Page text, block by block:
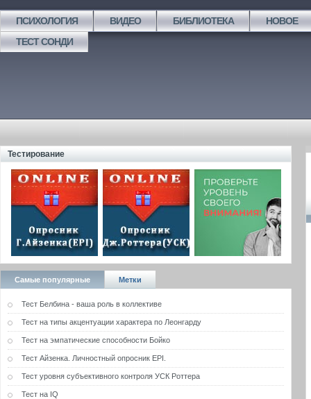
ПСИХОЛОГИЯ ВИДЕО БИБЛИОТЕКА
НОВОЕ
ТЕСТ СОНДИ
Тестирование
Самые популярные Метки
Тест Белбина - ваша роль в коллективе
Тест на типы акцентуации характера по Леонгарду
Тест на эмпатические способности Бойко
Тест Айзенка. Личностный опросник EPI.
Тест уровня субъективного контроля УСК Роттера
Тест на IQ